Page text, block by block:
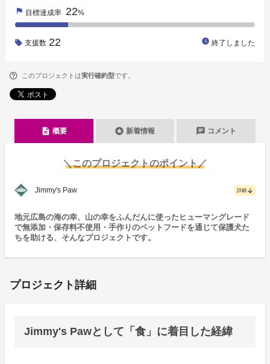
flag 目標達成率 22%
支援数 22 watch_later 終了しました
このプロジェクトは実行確約型です。
description 概要 stars 新着情報 chat コメント
＼このプロジェクトのポイント／
Jimmy's Paw 詳細 arrow_downward
地元広島の海の幸、山の幸をふんだんに使ったヒューマングレード
で無添加・保存料不使用・手作りのペットフードを通じて保護犬た
ちを助ける、そんなプロジェクトです。
プロジェクト詳細
Jimmy's Pawとして「食」に着目した経緯